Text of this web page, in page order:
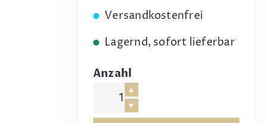
Versandkostenfrei
Lagernd, sofort lieferbar
Anzahl